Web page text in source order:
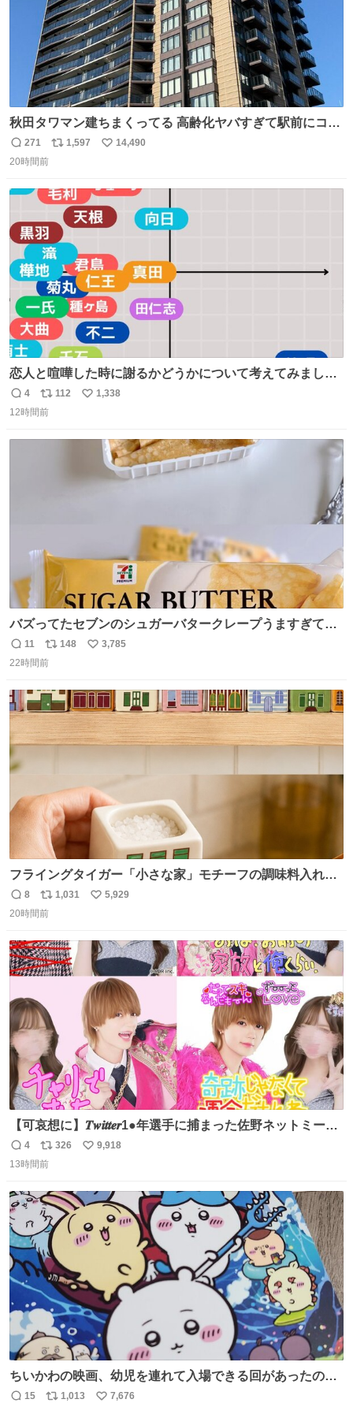
秋田タワマン建ちまくってる 高齢化ヤバすぎて駅前にコン
パクトシティつくって高齢者を住ませる考えらしい 病院も
全部駅前にある
返
信
271
リ
ト
1,597
い
数
14,490
20時間前
恋人と喧嘩した時に謝るかどうかについて考えてみました
💭 ▶︎自分から謝る or 悪くないなら謝らない ▶︎ねちねちす
る or さっぱりしている 個人的見解です！色々と許してく
返
信
4
リ
ポ
112
い
1,338
12時間前
バズってたセブンのシュガーバタークレープうますぎて
7NOWで買い溜め🛒💭
返
信
11
リ
ポ
ト
数
148
い
数
3,785
22時間前
フライングタイガー「小さな家」モチーフの調味料入れ、
並べれば“デンマークの街並み”に ピンク・グリーン・テラ
コッタの全9種 - fashion-press.net/news/149552
返
信
8
リ
ポ
ト
数
1,031
い
数
5,929
20時間前
【可哀想に】𝑻𝒘𝒊𝒕𝒕𝒆𝒓1●年選手に捕まった佐野ネットミーム
勇斗さんのコラボプリ
返
信
4
リ
ポ
ト
数
326
い
数
9,918
13時間前
ちいかわの映画、幼児を連れて入場できる回があったので
子どもを連れて観てきたんですけど、セイレーンの登場シ
15 1,013 7,676